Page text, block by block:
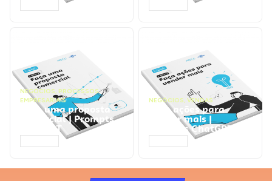
NEGÓCIOS, PROCESSOS
EMPRESARIAIS
Faça uma proposta
comercial | Prompts
ChatGPT
NEGÓCIOS, VENDAS
Faça ações para
vender mais |
Prompts ChatGPT